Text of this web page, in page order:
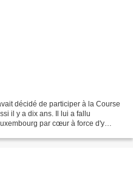
décidé de participer à la Course
il y a dix ans. Il lui a fallu
par cœur à force d'y